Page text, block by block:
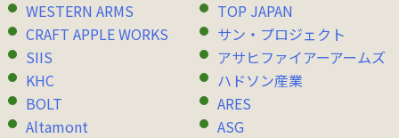
WESTERN ARMS
TOP JAPAN
CRAFT APPLE WORKS
サン・プロジェクト
SIIS
アサヒファイアーアームズ
KHC
ハドソン産業
BOLT
ARES
Altamont
ASG